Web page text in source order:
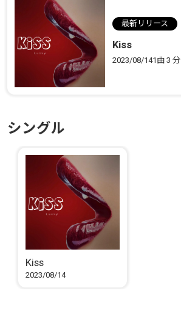
最新リリース
Kiss
2023/08/141曲3 分
シングル
Kiss
2023/08/14